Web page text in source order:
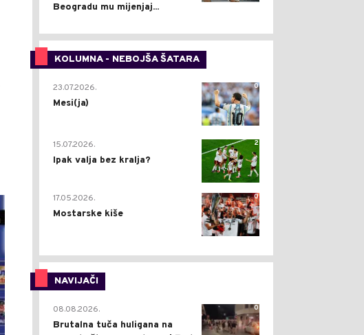
Beogradu mu mijenjaj...
KOLUMNA - NEBOJŠA ŠATARA
0
23.07.2026.
Mesi(ja)
2
15.07.2026.
Ipak valja bez kralja?
0
17.05.2026.
Mostarske kiše
NAVIJAČI
0
08.08.2026.
Brutalna tuča huligana na